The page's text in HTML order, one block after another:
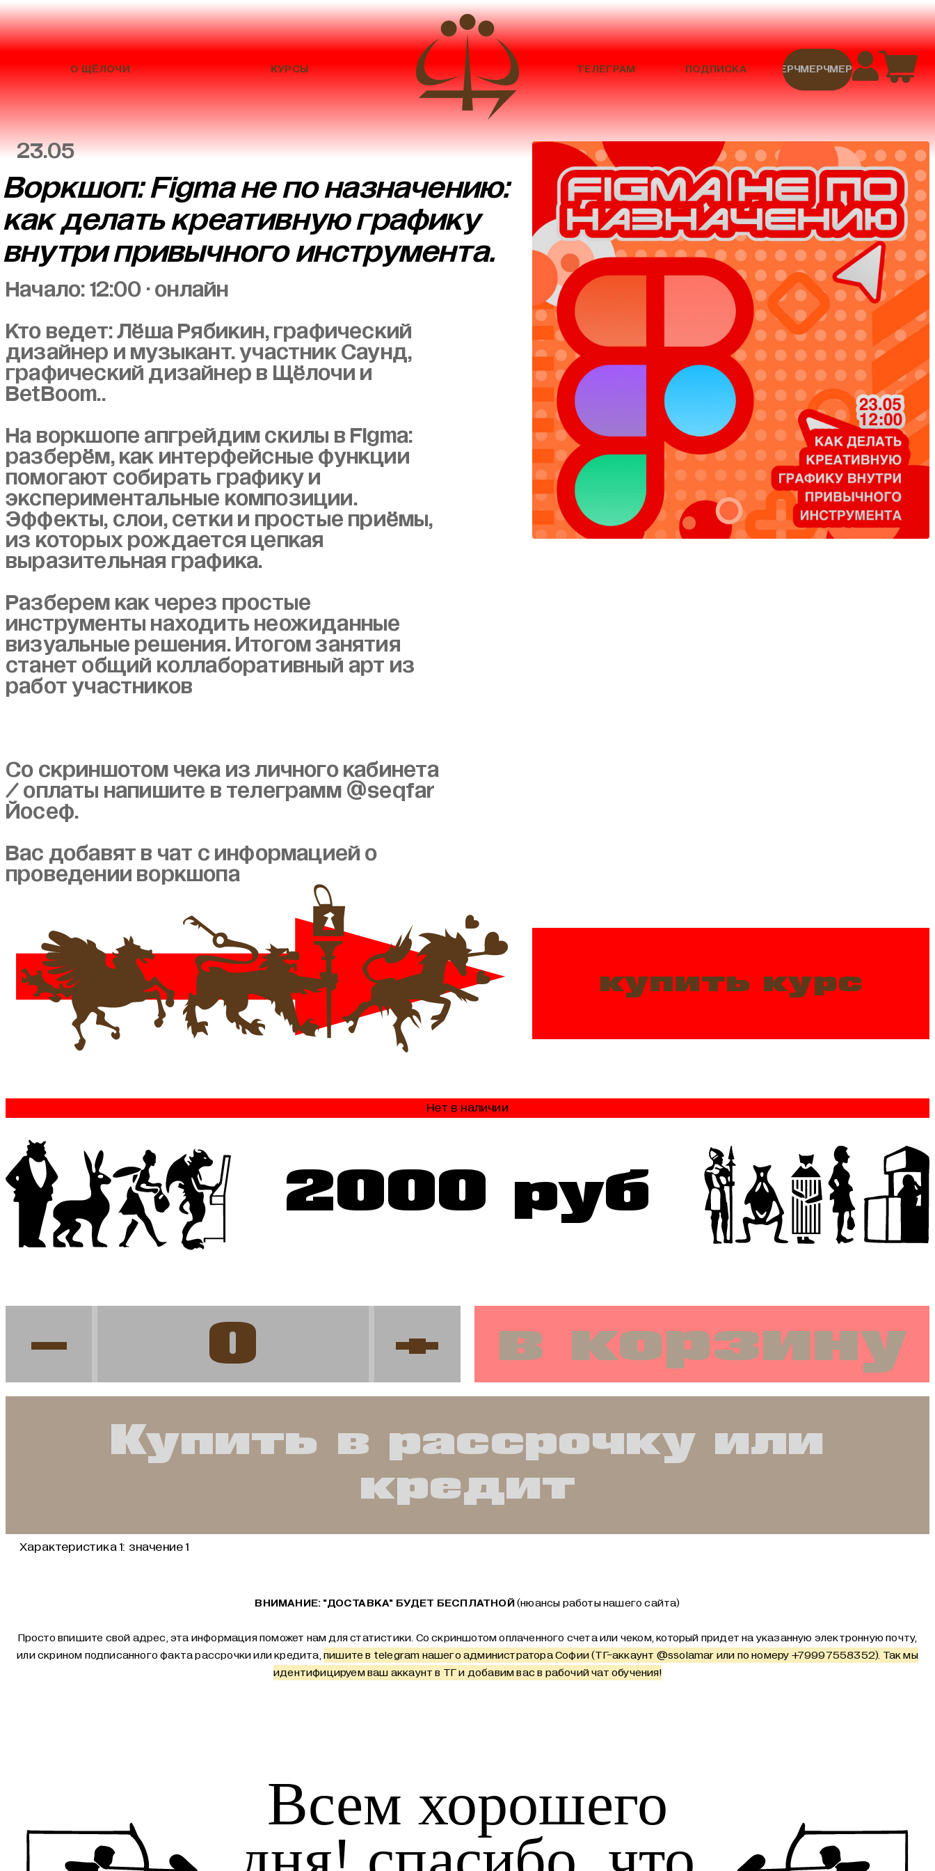
О ЩЁЛОЧИ КУРСЫ ТЕЛЕГРАМ ПОДПИСКА МЕРЧМЕРЧМЕРЧМЕРЧМЕРЧ
Воркшоп: Figma не по назначению:
как делать креативную графику
внутри привычного инструмента.
23.05
Начало: 12:00 · онлайн
Кто ведет: Лёша Рябикин, графический
дизайнер и музыкант. участник Саунд,
графический дизайнер в Щёлочи и
BetBoom..
На воркшопе апгрейдим скилы в Figma:
разберём, как интерфейсные функции
помогают собирать графику и
экспериментальные композиции.
Эффекты, слои, сетки и простые приёмы,
из которых рождается цепкая
выразительная графика.
Разберем как через простые
инструменты находить неожиданные
визуальные решения. Итогом занятия
станет общий коллаборативный арт из
работ участников
Со скриншотом чека из личного кабинета
/ оплаты напишите в телеграмм @seqfar
Йосеф.
Вас добавят в чат с информацией о
проведении воркшопа
купить курс
Нет в наличии
2000 руб
- + в корзину
Купить в рассрочку или
кредит
Характеристика 1: значение 1
ВНИМАНИЕ: "ДОСТАВКА" БУДЕТ БЕСПЛАТНОЙ(нюансы работы нашего сайта)
Просто впишите свой адрес, эта информация поможет нам для статистики. Со скриншотом оплаченного счета или чеком, который придет на указанную электронную почту,
или скрином подписанного факта рассрочки или кредита,пишите в telegram нашего администратора Софии (ТГ-аккаунт @ssolamarили по номеру +79997558352). Так мы
идентифицируем ваш аккаунт в ТГ и добавим вас в рабочий чат обучения!
Всем хорошего